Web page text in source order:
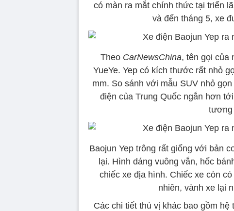
có màn ra mắt chính thức tại triển
và đến tháng 5, xe
Theo CarNewsChina, tên gọi của
YueYe. Yep có kích thước rất nhỏ
mm. So sánh với mẫu SUV nhỏ
điện của Trung Quốc ngắn hơn
tương
Baojun Yep trông rất giống với bản
lại. Hình dáng vuông vắn, hốc
chiếc xe địa hình. Chiếc xe còn
nhiên, vành xe lại
Các chi tiết thú vị khác bao gồm